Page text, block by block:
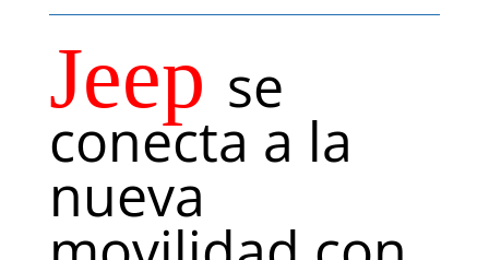
Jeep se
conecta a la
nueva